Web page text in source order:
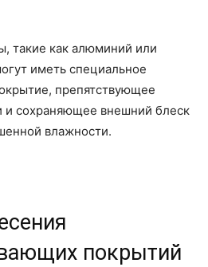
такие как алюминий или
иметь специальное
препятствующее
и сохраняющее внешний блеск
влажности.
покрытий